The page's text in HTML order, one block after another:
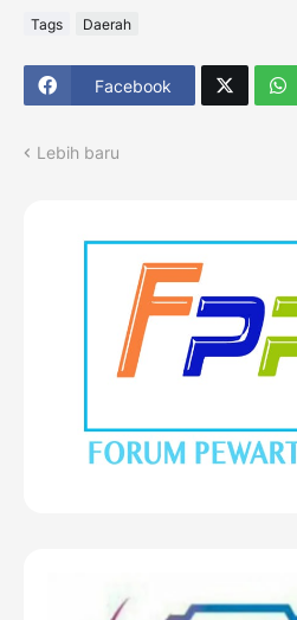
Tags Daerah
Facebook
Lebih baru